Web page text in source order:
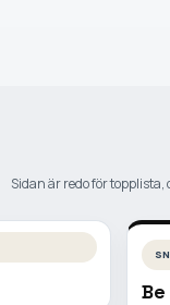
Sidan är redo för